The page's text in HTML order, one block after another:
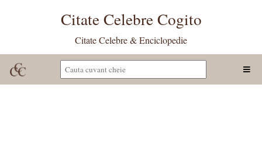
Citate Celebre Cogito
Citate Celebre & Enciclopedie